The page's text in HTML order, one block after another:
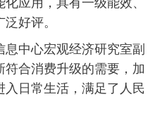
应用，具有一级能效、
好评。
中心宏观经济研究室副
合消费升级的需要，加
日常生活，满足了人民